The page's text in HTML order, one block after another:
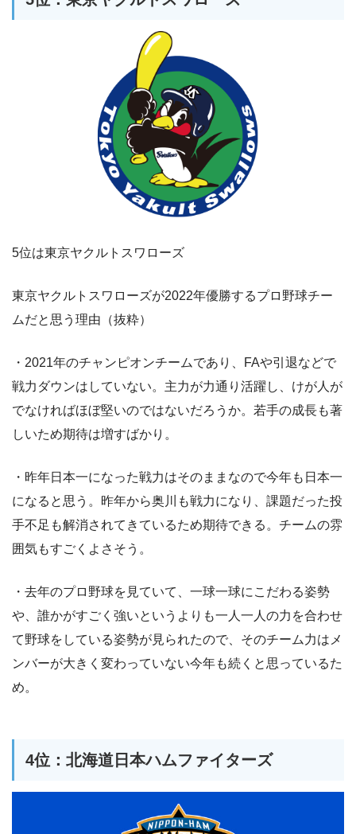
5位は東京ヤクルトスワローズ
東京ヤクルトスワローズが2022年優勝するプロ野球チー
ムだと思う理由（抜粋）
・2021年のチャンピオンチームであり、FAや引退などで
戦力ダウンはしていない。主力が力通り活躍し、けが人が
でなければほぼ堅いのではないだろうか。若手の成長も著
しいため期待は増すばかり。
・昨年日本一になった戦力はそのままなので今年も日本一
になると思う。昨年から奥川も戦力になり、課題だった投
手不足も解消されてきているため期待できる。チームの雰
囲気もすごくよさそう。
・去年のプロ野球を見ていて、一球一球にこだわる姿勢
や、誰かがすごく強いというよりも一人一人の力を合わせ
て野球をしている姿勢が見られたので、そのチーム力はメ
ンバーが大きく変わっていない今年も続くと思っているた
め。
4位：北海道日本ハムファイターズ